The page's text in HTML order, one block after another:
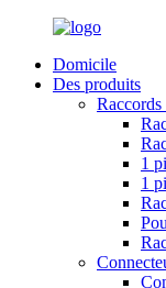
Domicile
Des produits
Raccords
1
1